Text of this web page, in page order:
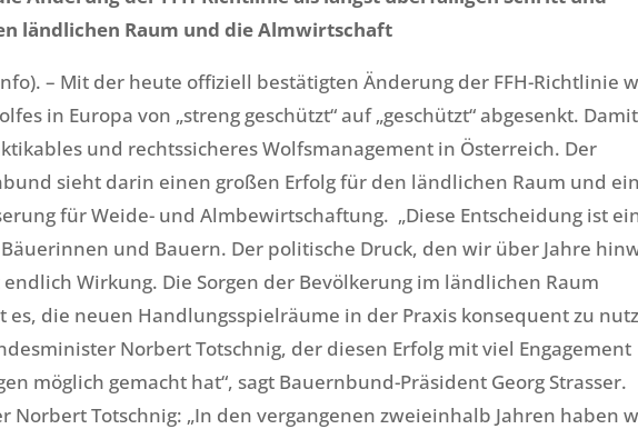
ländlichen Raum und die Almwirtschaft
– Mit der heute offiziell bestätigten Änderung der FFH-Richtlinie
in Europa von „streng geschützt“ auf „geschützt“ abgesenkt.
und rechtssicheres Wolfsmanagement in Österreich. Der
sieht darin einen großen Erfolg für den ländlichen Raum und
für Weide- und Almbewirtschaftung. „Diese Entscheidung ist
und Bauern. Der politische Druck, den wir über Jahre
Wirkung. Die Sorgen der Bevölkerung im ländlichen Raum
die neuen Handlungsspielräume in der Praxis konsequent zu
Norbert Totschnig, der diesen Erfolg mit viel Engagement
möglich gemacht hat“, sagt Bauernbund-Präsident Georg Strasser.
Norbert Totschnig: „In den vergangenen zweieinhalb Jahren haben